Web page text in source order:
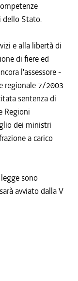
dello Stato.
e alla libertà di
di fiere ed
l'assessore -
regionale 7/2003
sentenza di
Regioni
dei ministri
a carico
sono
avviato dalla V